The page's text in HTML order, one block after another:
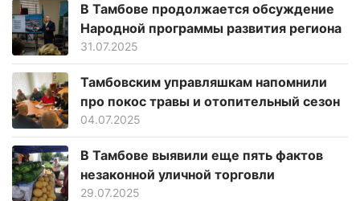
В Тамбове продолжается обсуждение
Народной программы развития региона
31.07.2025
Тамбовским управляшкам напомнили
про покос травы и отопительный сезон
04.07.2025
В Тамбове выявили еще пять фактов
незаконной уличной торговли
29.07.2025